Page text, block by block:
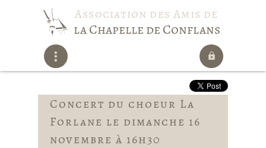
Association des Amis de
la Chapelle de Conflans
Concert du choeur La
Forlane le dimanche 16
novembre à 16h30